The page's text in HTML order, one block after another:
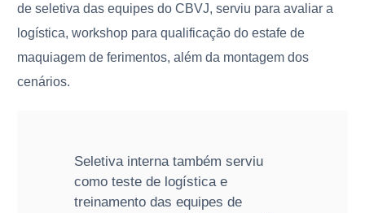
de seletiva das equipes do CBVJ, serviu para avaliar a
logística, workshop para qualificação do estafe de
maquiagem de ferimentos, além da montagem dos
cenários.
Seletiva interna também serviu
como teste de logística e
treinamento das equipes de